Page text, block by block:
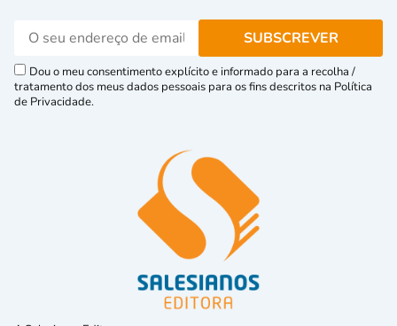
Dou o meu consentimento explícito e informado para a recolha /
tratamento dos meus dados pessoais para os fins descritos na Política
de Privacidade.